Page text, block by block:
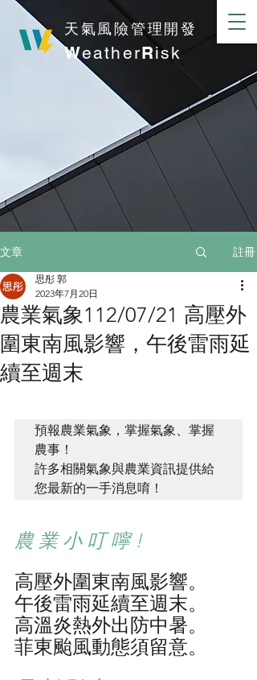
​天氣風險管理開發
WeatherRisk
文章 註冊
農業氣象112/07/21 高壓外
圍東南風影響，午後雷雨延
續至週末
思彤 郭
2023年7月20日
預報農業氣象，掌握氣象、掌握
農事！
許多相關氣象與農業資訊提供給
您最新的一手消息唷！
農 業 小 叮 嚀 !
高壓外圍東南風影響。
午後雷雨延續至週末。
高溫炎熱外出防中暑。
菲東颱風動態須留意。